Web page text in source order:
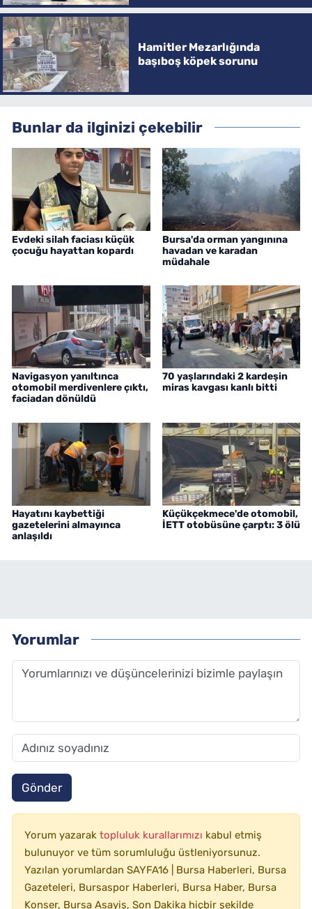
Hamitler Mezarlığında
başıboş köpek sorunu
Bunlar da ilginizi çekebilir
Evdeki silah faciası küçük
çocuğu hayattan kopardı
Bursa'da orman yangınına
havadan ve karadan
müdahale
Navigasyon yanıltınca
otomobil merdivenlere çıktı,
faciadan dönüldü
70 yaşlarındaki 2 kardeşin
miras kavgası kanlı bitti
Hayatını kaybettiği
gazetelerini almayınca
anlaşıldı
Küçükçekmece'de otomobil,
İETT otobüsüne çarptı: 3 ölü
Yorumlar
Gönder
Yorum yazarak topluluk kurallarımızı kabul etmiş
bulunuyor ve tüm sorumluluğu üstleniyorsunuz.
Yazılan yorumlardan SAYFA16 | Bursa Haberleri, Bursa
Gazeteleri, Bursaspor Haberleri, Bursa Haber, Bursa
Konser, Bursa Asayiş, Son Dakika hiçbir şekilde